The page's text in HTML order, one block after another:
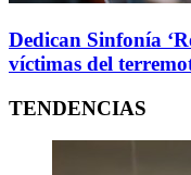
Dedican Sinfonía
víctimas del
TENDENCIAS